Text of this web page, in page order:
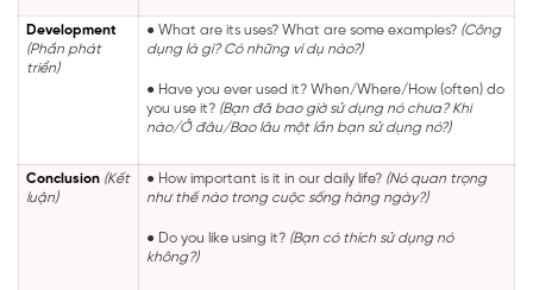
Development
(Phần phát
triển)
● What are its uses? What are some examples? (Công
dụng là gì? Có những ví dụ nào?)
● Have you ever used it? When/Where/How (often) do
you use it? (Bạn đã bao giờ sử dụng nó chưa? Khi
nào/Ở đâu/Bao lâu một lần bạn sử dụng nó?)
Conclusion (Kết
luận)
● How important is it in our daily life? (Nó quan trọng
như thế nào trong cuộc sống hàng ngày?)
● Do you like using it? (Bạn có thích sử dụng nó
không?)